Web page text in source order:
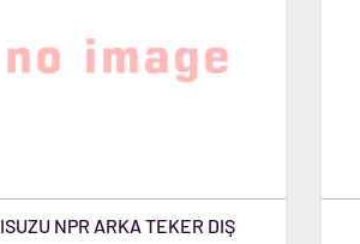
ISUZU NPR ARKA TEKER DIŞ